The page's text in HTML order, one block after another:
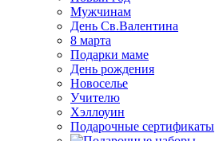
Мужчинам
День Св.Валентина
8 марта
Подарки маме
День рождения
Новоселье
Учителю
Хэллоуин
Подарочные сертификаты